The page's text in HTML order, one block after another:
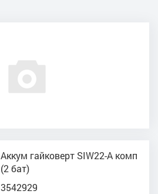
Аккум гайковерт SIW22-A комп
(2 бат)
3542929